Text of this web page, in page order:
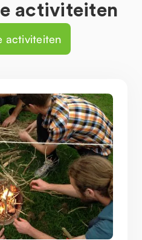
activiteiten
activiteiten